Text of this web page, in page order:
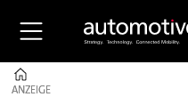
ANZEIGE
ANZEIGE